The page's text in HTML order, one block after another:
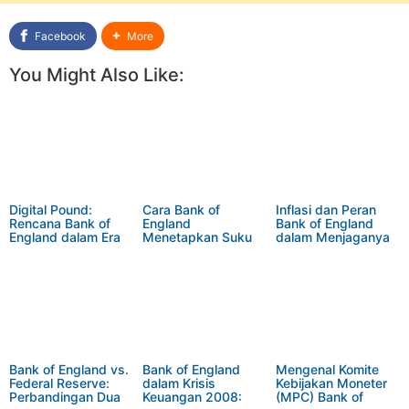
Facebook More
You Might Also Like:
Digital Pound:
Rencana Bank of
England dalam Era
Cara Bank of
England
Menetapkan Suku
Inflasi dan Peran
Bank of England
dalam Menjaganya
Bank of England vs.
Federal Reserve:
Perbandingan Dua
Bank of England
dalam Krisis
Keuangan 2008:
Mengenal Komite
Kebijakan Moneter
(MPC) Bank of